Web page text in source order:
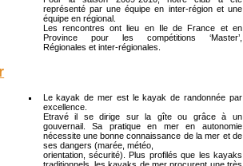
représenté par une équipe en inter-région et une
équipe en régional.
Les rencontres ont lieu en Ile de France et en
Province pour les compétitions ‘Master’,
Régionales et inter-régionales.
Le kayak de mer est le kayak de randonnée par
excellence.
Etravé il se dirige sur la gîte ou grâce à un
gouvernail. Sa pratique en mer en autonomie
nécessite une bonne connaissance de la mer et de
ses dangers (marée, météo,
orientation, sécurité). Plus profilés que les kayaks
traditionnels, les kayaks de mer procurent une très